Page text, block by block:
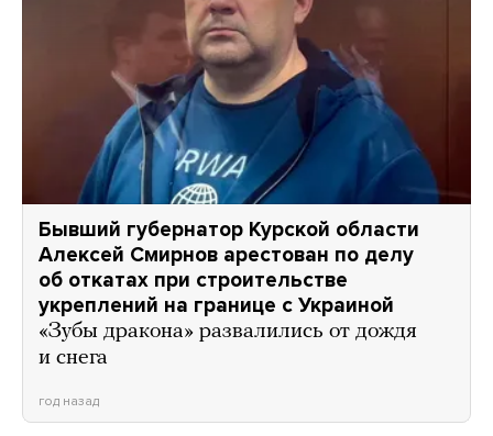
Бывший губернатор Курской области
Алексей Смирнов арестован по делу
об откатах при строительстве
укреплений на границе с Украиной
«Зубы дракона» развалились от дождя
и снега
год назад